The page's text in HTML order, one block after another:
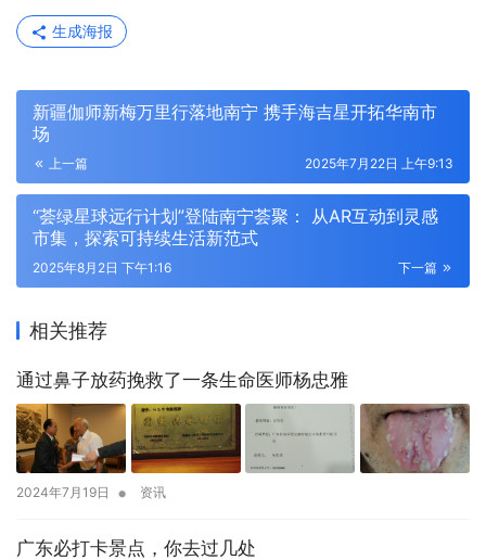
生成海报
新疆伽师新梅万里行落地南宁 携手海吉星开拓华南市
场
上一篇 2025年7月22日 上午9:13
“荟绿星球远行计划”登陆南宁荟聚： 从AR互动到灵感
市集，探索可持续生活新范式
下一篇
2025年8月2日 下午1:16
相关推荐
通过鼻子放药挽救了一条生命医师杨忠雅
2024年7月19日 • 资讯
广东必打卡景点，你去过几处